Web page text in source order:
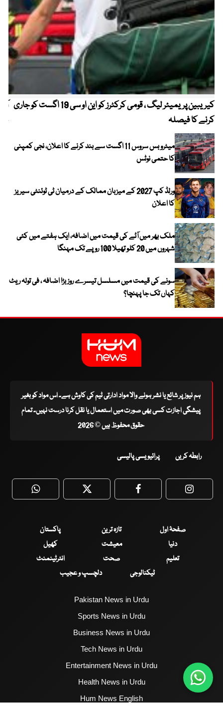
کیریبین پریمیئر لیگ ، قومی کرکٹرز کو این او سی 19 اگست کو جاری
کرنے کا فیصلہ
میٹرو بس سروس 11 اگست سے بند کرنے کا اعلان، نجی کمپنی
کا حتمی نوٹس
ورلڈ کپ 2027 کے میزبان ممالک کے درمیان ٹی ٹوئنٹی سیریز
کا اعلان
ملک بھر میں آٹے کی قیمت میں اضافہ، ایک ہفتے میں کئی
شہروں میں 20 کلو تھیلا 100 روپے تک مہنگا
سونے کی قیمت میں مسلسل تیسرے روز بڑا اضافہ ، فی تولہ ریٹ
کہاں تک جا پہنچا؟
ہم نیوز پر شائع یا نشر ہونے والا مواد ادارتی ٹیم کی کاوش ہے۔ اس مواد کو بغیر
پیشگی اجازت کسی بھی صورت میں استعمال یا نقل کرنا درست نہیں۔ تمام
حقوق محفوظ ہیں © 2026
رابطہ کریں پرائیویسی پالیسی
WhatsApp Twitter Facebook
صفحۂ اول تازہ ترین
پاکستان
دنیا
معیشت
کھیل
تعلیم
صحت
انٹرٹینمنٹ
ٹیکنالوجی
دلچسپ و عجیب
Pakistan News in Urdu
Sports News in Urdu
Business News in Urdu
Tech News in Urdu
Entertainment News in Urdu
Health News in Urdu
Hum News English